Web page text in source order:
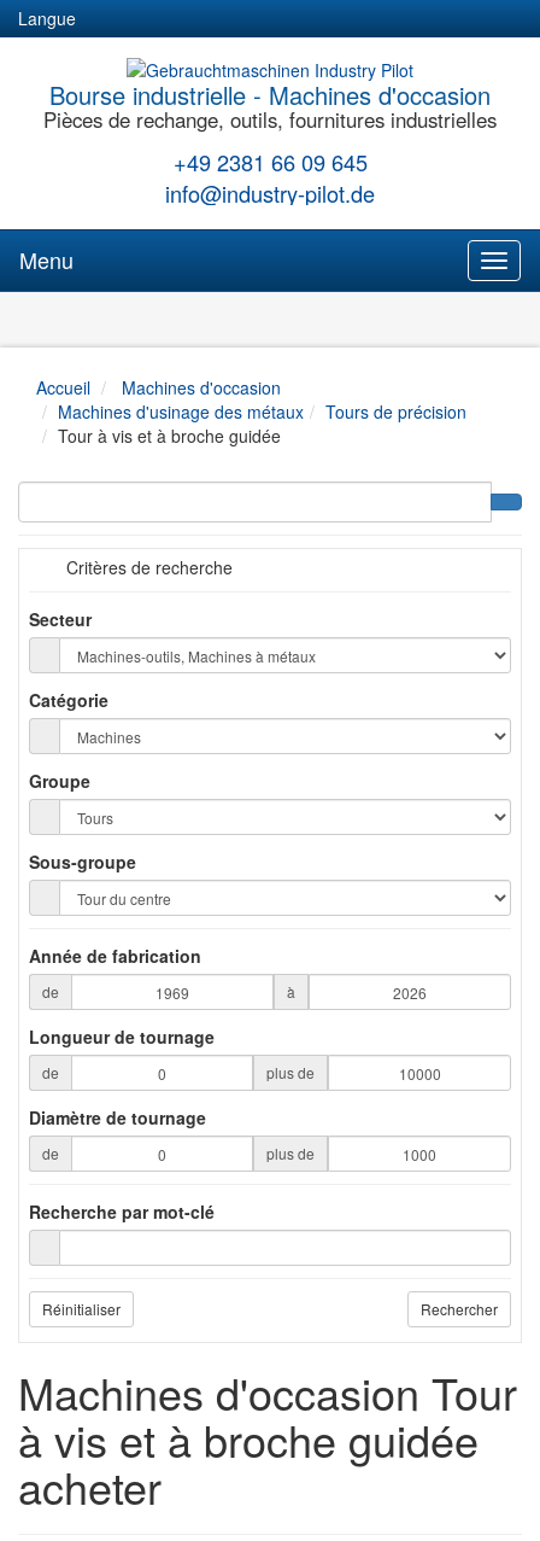
Langue
Bourse industrielle - Machines d'occasion
Pièces de rechange, outils, fournitures industrielles
+49 2381 66 09 645
info@industry-pilot.de
Menu
Accueil
Machines d'occasion
Machines d'usinage des métaux
Tours de précision
Tour à vis et à broche guidée
Critères de recherche
Secteur
Catégorie
Groupe
Sous-groupe
Année de fabrication
de à
Longueur de tournage
de plus de
Diamètre de tournage
de plus de
Recherche par mot-clé
Réinitialiser Rechercher
Machines d'occasion Tour
à vis et à broche guidée
acheter